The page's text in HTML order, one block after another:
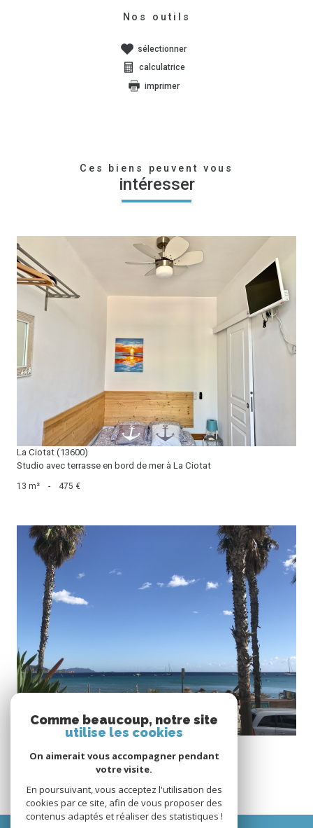
Nos outils
sélectionner
calculatrice
imprimer
Ces biens peuvent vous
intéresser
voir le bien
La Ciotat (13600)
Studio avec terrasse en bord de mer à La Ciotat
13 m² - 475 €
Appartement T3 de 39mÂ² à La Ciotat face à la mer
Comme beaucoup, notre site
utilise les cookies
On aimerait vous accompagner pendant
votre visite.
En poursuivant, vous acceptez l'utilisation des
cookies par ce site, afin de vous proposer des
contenus adaptés et réaliser des statistiques !